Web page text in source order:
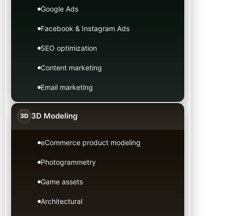
Google Ads
Facebook & Instagram Ads
SEO optimization
Content marketing
Email marketing
3D 3D Modeling
eCommerce product modeling
Photogrammetry
Game assets
Architectural